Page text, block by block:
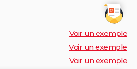
Voir un exemple
Voir un exemple
Voir un exemple